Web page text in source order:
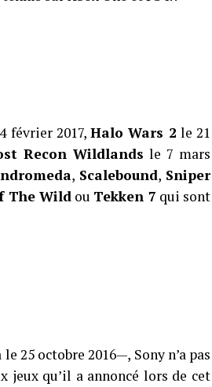
février 2017,Halo Wars 2 le 21
Recon Wildlands le 7 mars
, Scalebound, Sniper
The Wildou Tekken 7 qui sont
25 octobre 2016—, Sony n’a pas
jeux qu’il a annoncé lors de cet